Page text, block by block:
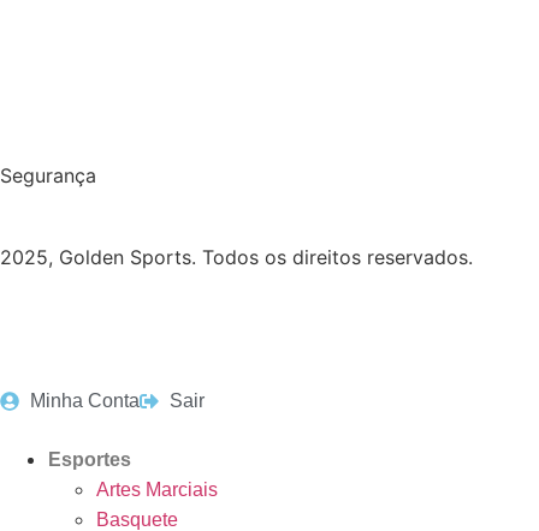
Segurança
2025, Golden Sports. Todos os direitos reservados.
Minha Conta Sair
Esportes
Artes Marciais
Basquete